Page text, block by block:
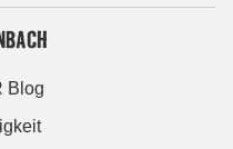
Blog